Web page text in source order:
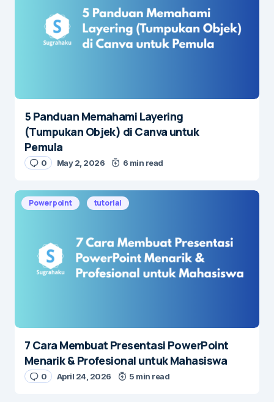
5 Panduan Memahami Layering
(Tumpukan Objek) di Canva untuk
Pemula
0 May 2, 2026 6 min read
Powerpoint tutorial
7 Cara Membuat Presentasi PowerPoint
Menarik & Profesional untuk Mahasiswa
0 April 24, 2026 5 min read